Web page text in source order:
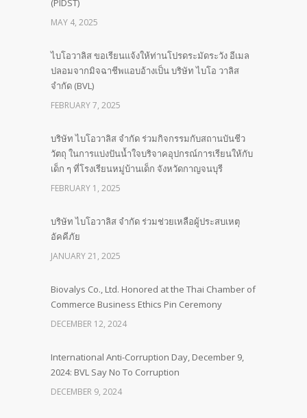
(PIDST)
MAY 4, 2025
ไบโอวาลิส ขอเรียนแจ้งให้ท่านโปรดระมัดระวัง อีเมล
ปลอมจากมิจฉาชีพแอบอ้างเป็น บริษัท ไบโอ วาลิส
จำกัด (BVL)
FEBRUARY 7, 2025
บริษัท ไบโอวาลิส จำกัด ร่วมกิจกรรมกับสถานบันชีว
วัตถุ ในการแบ่งปันน้ำใจบริจาคอุปกรณ์การเรียนให้กับ
เด็ก ๆ ที่โรงเรียนหมู่บ้านเด็ก จังหวัดกาญจนบุรี
FEBRUARY 1, 2025
บริษัท ไบโอวาลิส จำกัด ร่วมช่วยเหลือผู้ประสบเหตุ
อัคคีภัย
JANUARY 21, 2025
Biovalys Co., Ltd. Honored at the Thai Chamber of
Commerce Business Ethics Pin Ceremony
DECEMBER 12, 2024
International Anti-Corruption Day, December 9,
2024: BVL Say No To Corruption
DECEMBER 9, 2024